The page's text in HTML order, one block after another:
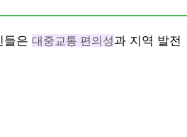
들은 대중교통 편의성과 지역 발전